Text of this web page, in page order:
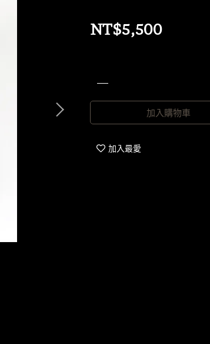
NT$5,500
加入購物車
加入最愛